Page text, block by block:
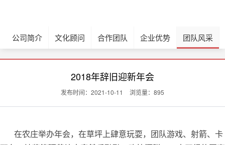
公司简介 文化顾问 合作团队 企业优势 团队风采
2018年辞旧迎新年会
发布时间：2021-10-11 浏览量：895
在农庄举办年会，在草坪上肆意玩耍，团队游戏、射箭、卡